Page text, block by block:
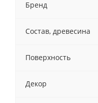
Бренд
Состав, древесина
Поверхность
Декор